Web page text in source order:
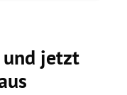
und jetzt